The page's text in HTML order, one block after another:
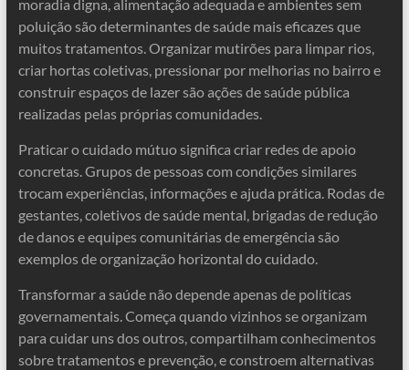
moradia digna, alimentação adequada e ambientes sem
poluição são determinantes de saúde mais eficazes que
muitos tratamentos. Organizar mutirões para limpar rios,
criar hortas coletivas, pressionar por melhorias no bairro e
construir espaços de lazer são ações de saúde pública
realizadas pelas próprias comunidades.
Praticar o cuidado mútuo significa criar redes de apoio
concretas. Grupos de pessoas com condições similares
trocam experiências, informações e ajuda prática. Rodas de
gestantes, coletivos de saúde mental, brigadas de redução
de danos e equipes comunitárias de emergência são
exemplos de organização horizontal do cuidado.
Transformar a saúde não depende apenas de políticas
governamentais. Começa quando vizinhos se organizam
para cuidar uns dos outros, compartilham conhecimentos
sobre tratamentos e prevenção, e constroem alternativas